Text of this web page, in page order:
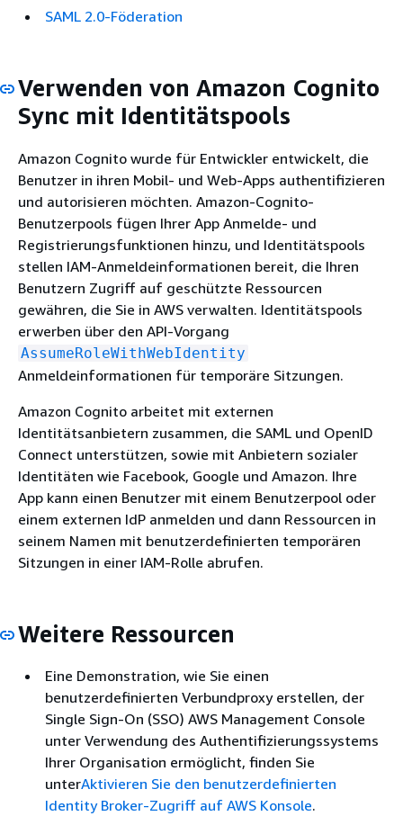
SAML 2.0-Föderation
Verwenden von Amazon Cognito
Sync mit Identitätspools
Amazon Cognito wurde für Entwickler entwickelt, die
Benutzer in ihren Mobil- und Web-Apps authentifizieren
und autorisieren möchten. Amazon-Cognito-
Benutzerpools fügen Ihrer App Anmelde- und
Registrierungsfunktionen hinzu, und Identitätspools
stellen IAM-Anmeldeinformationen bereit, die Ihren
Benutzern Zugriff auf geschützte Ressourcen
gewähren, die Sie in AWS verwalten. Identitätspools
erwerben über den API-Vorgang
AssumeRoleWithWebIdentity
Anmeldeinformationen für temporäre Sitzungen.
Amazon Cognito arbeitet mit externen
Identitätsanbietern zusammen, die SAML und OpenID
Connect unterstützen, sowie mit Anbietern sozialer
Identitäten wie Facebook, Google und Amazon. Ihre
App kann einen Benutzer mit einem Benutzerpool oder
einem externen IdP anmelden und dann Ressourcen in
seinem Namen mit benutzerdefinierten temporären
Sitzungen in einer IAM-Rolle abrufen.
Weitere Ressourcen
Eine Demonstration, wie Sie einen
benutzerdefinierten Verbundproxy erstellen, der
Single Sign-On (SSO) AWS Management Console
unter Verwendung des Authentifizierungssystems
Ihrer Organisation ermöglicht, finden Sie
unterAktivieren Sie den benutzerdefinierten
Identity Broker-Zugriff auf AWS Konsole.